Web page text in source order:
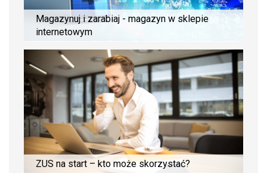
Magazynuj i zarabiaj - magazyn w sklepie
internetowym
ZUS na start – kto może skorzystać?